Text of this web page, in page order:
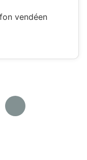
vendéen